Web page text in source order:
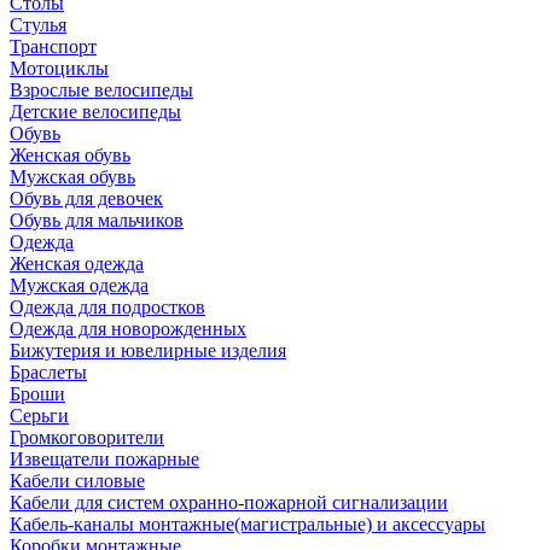
Стулья
Транспорт
Мотоциклы
Взрослые велосипеды
Детские велосипеды
Обувь
Женская обувь
Мужская обувь
Обувь для девочек
Обувь для мальчиков
Одежда
Женская одежда
Мужская одежда
Одежда для подростков
Одежда для новорожденных
Бижутерия и ювелирные изделия
Браслеты
Броши
Серьги
Громкоговорители
Извещатели пожарные
Кабели силовые
Кабели для систем охранно-пожарной сигнализации
Кабель-каналы монтажные(магистральные) и аксессуары
Коробки монтажные